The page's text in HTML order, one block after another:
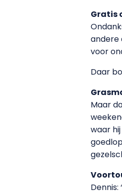
Gratis
andere
voor
Daar
Maar
waar